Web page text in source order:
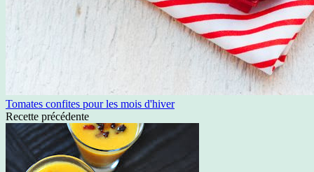
Tomates confites pour les mois d'hiver
Recette précédente